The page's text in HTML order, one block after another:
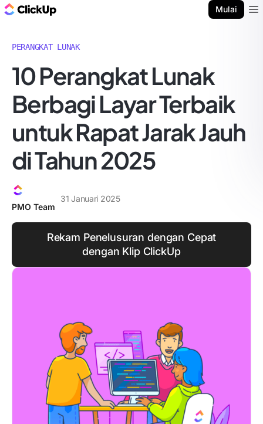
Mulai
PERANGKAT LUNAK
10 Perangkat Lunak
Berbagi Layar Terbaik
untuk Rapat Jarak Jauh
di Tahun 2025
PMO Team
31 Januari 2025
Rekam Penelusuran dengan Cepat
dengan Klip ClickUp